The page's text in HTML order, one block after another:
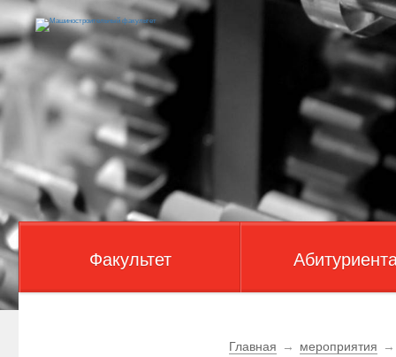
Факультет
Главная → мероприятия →